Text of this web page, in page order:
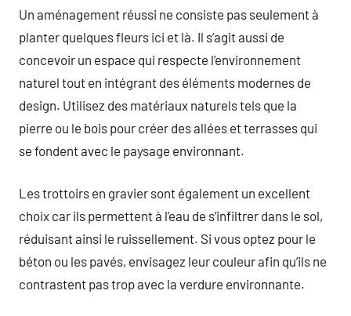
Un aménagement réussi ne consiste pas seulement à
planter quelques fleurs ici et là. Il s’agit aussi de
concevoir un espace qui respecte l’environnement
naturel tout en intégrant des éléments modernes de
design. Utilisez des matériaux naturels tels que la
pierre ou le bois pour créer des allées et terrasses qui
se fondent avec le paysage environnant.
Les trottoirs en gravier sont également un excellent
choix car ils permettent à l’eau de s’infiltrer dans le sol,
réduisant ainsi le ruissellement. Si vous optez pour le
béton ou les pavés, envisagez leur couleur afin qu’ils ne
contrastent pas trop avec la verdure environnante.